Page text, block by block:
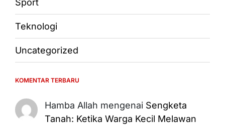
Teknologi
Uncategorized
KOMENTAR TERBARU
Hamba Allah mengenai Sengketa
Tanah: Ketika Warga Kecil Melawan